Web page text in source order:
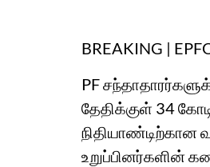
BREAKING |
PF
தேதிக்குள் 34
உறுப்பினர்களின்